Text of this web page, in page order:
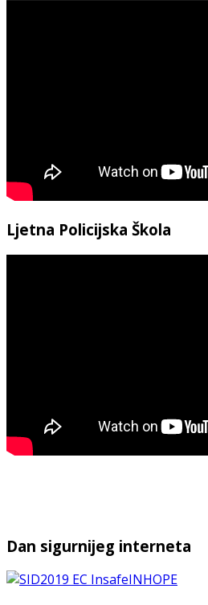
Ljetna Policijska Škola
Dan sigurnijeg interneta